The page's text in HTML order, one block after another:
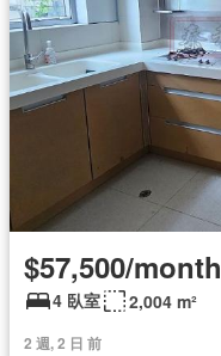
$57,500/month
4 臥室 2,004 m²
2 週, 2 日 前